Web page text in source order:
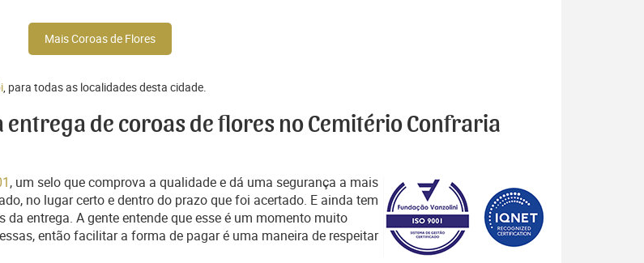
Mais Coroas de Flores
, para todas as localidades desta cidade.
de coroas de flores no Cemitério Confraria
, um selo que comprova a qualidade e dá uma segurança a mais
no lugar certo e dentro do prazo que foi acertado. E ainda tem
entrega. A gente entende que esse é um momento muito
então facilitar a forma de pagar é uma maneira de respeitar